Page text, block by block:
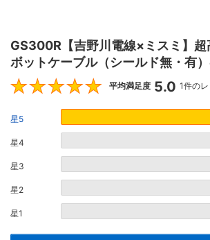
GS300R【吉野川電線×ミスミ】超
ボットケーブル（シールド無・有
5
平均満足度 5.0 1件の
星5
星4
星3
星2
星1